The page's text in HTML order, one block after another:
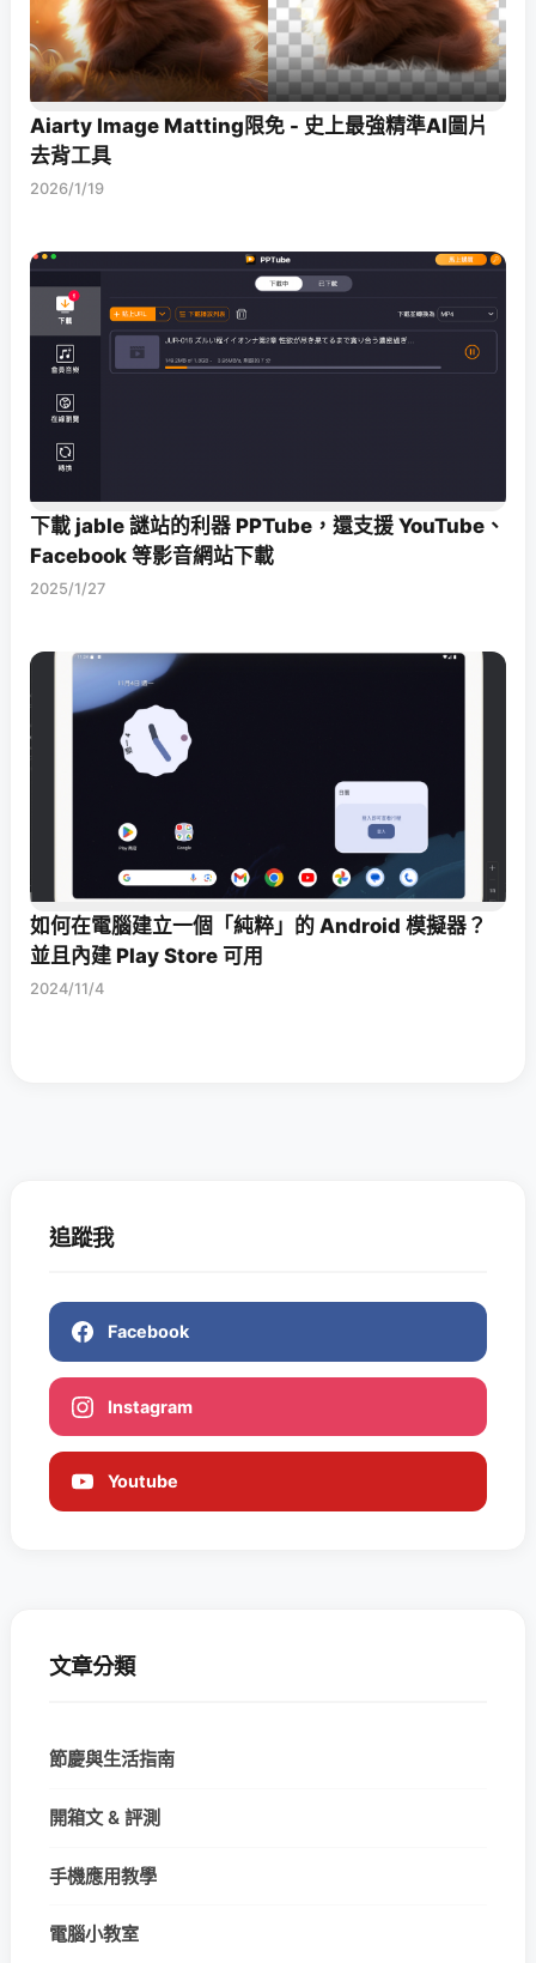
Aiarty Image Matting限免 - 史上最強精準AI圖片
去背工具
2026/1/19
下載 jable 謎站的利器 PPTube，還支援 YouTube、
Facebook 等影音網站下載
2025/1/27
如何在電腦建立一個「純粹」的 Android 模擬器？
並且內建 Play Store 可用
2024/11/4
追蹤我
Facebook
Instagram
Youtube
文章分類
節慶與生活指南
開箱文 & 評測
手機應用教學
電腦小教室